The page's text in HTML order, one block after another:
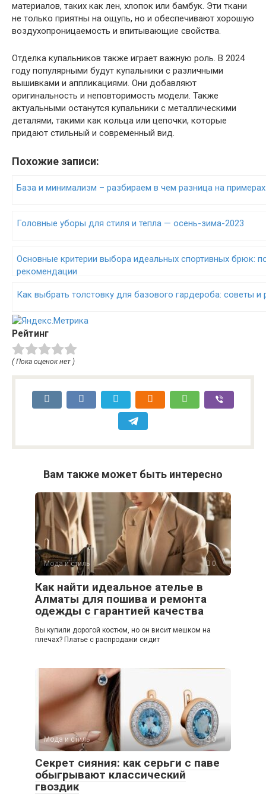
материалов, таких как лен, хлопок или бамбук. Эти ткани
не только приятны на ощупь, но и обеспечивают хорошую
воздухопроницаемость и впитывающие свойства.
Отделка купальников также играет важную роль. В 2024
году популярными будут купальники с различными
вышивками и аппликациями. Они добавляют
оригинальность и неповторимость модели. Также
актуальными останутся купальники с металлическими
деталями, такими как кольца или цепочки, которые
придают стильный и современный вид.
Похожие записи:
База и минимализм – разбираем в чем разница на примерах
Головные уборы для стиля и тепла — осень-зима-2023
Основные критерии выбора идеальных спортивных брюк:
рекомендации
Как выбрать толстовку для базового гардероба: советы и
Рейтинг
( Пока оценок нет )
Вам также может быть интересно
Мода и стиль 0
Как найти идеальное ателье в
Алматы для пошива и ремонта
одежды с гарантией качества
Вы купили дорогой костюм, но он висит мешком на
плечах? Платье с распродажи сидит
Мода и стиль 0
Секрет сияния: как серьги с паве
обыгрывают классический
гвоздик